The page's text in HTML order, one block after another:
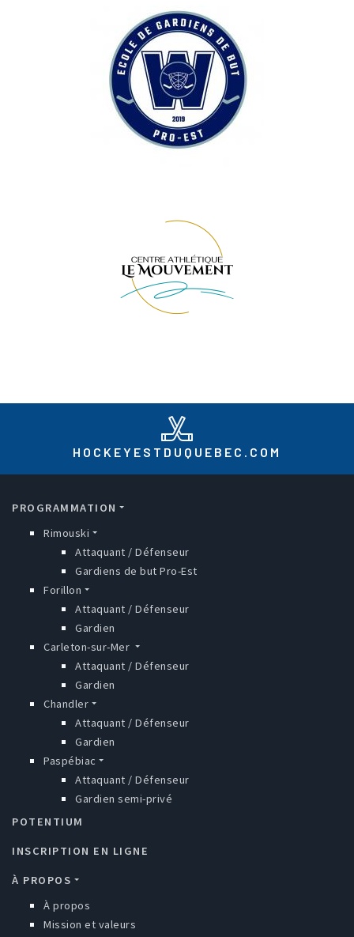
HOCKEYESTDUQUEBEC.COM
PROGRAMMATION
Rimouski
Attaquant / Défenseur
Gardiens de but Pro-Est
Forillon
Attaquant / Défenseur
Gardien
Carleton-sur-Mer
Attaquant / Défenseur
Gardien
Chandler
Attaquant / Défenseur
Gardien
Paspébiac
Attaquant / Défenseur
Gardien semi-privé
POTENTIUM
INSCRIPTION EN LIGNE
À PROPOS
À propos
Mission et valeurs